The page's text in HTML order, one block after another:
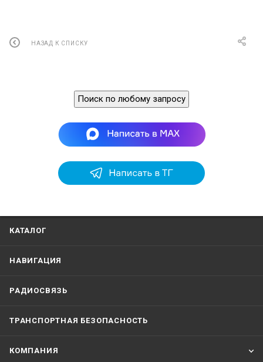
НАЗАД К СПИСКУ
Поиск по любому запросу
КАТАЛОГ
НАВИГАЦИЯ
РАДИОСВЯЗЬ
ТРАНСПОРТНАЯ БЕЗОПАСНОСТЬ
КОМПАНИЯ